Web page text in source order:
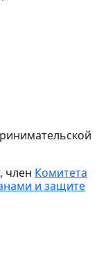
член Комитета
и защите